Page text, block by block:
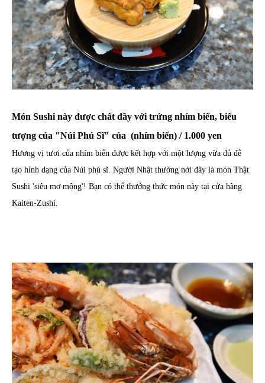
Món Sushi này được chất đầy với trứng nhím biển, biểu
tượng của "Núi Phú Sĩ" của (nhím biển) / 1.000 yen
Hương vị tươi của nhím biển được kết hợp với một lượng vừa đủ để
tạo hình dạng của Núi phú sĩ. Người Nhật thường nới đây là món Thật
Sushi 'siêu mơ mộng'! Bạn có thể thưởng thức món này tại cửa hàng
Kaiten-Zushi.